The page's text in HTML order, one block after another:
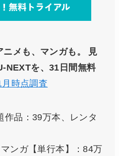
メも、マンガも。
見
NEXTを、31日間無料
時点調査
作品：39万本、レンタ
ンガ【単行本】：84万